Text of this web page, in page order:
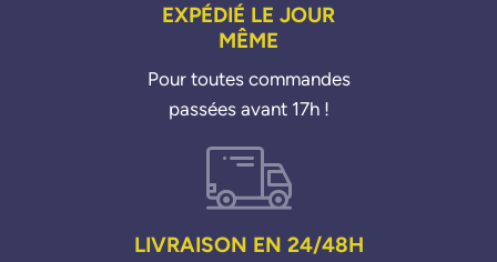
EXPÉDIÉ LE JOUR
MÊME
Pour toutes commandes
passées avant 17h !
LIVRAISON EN 24/48H